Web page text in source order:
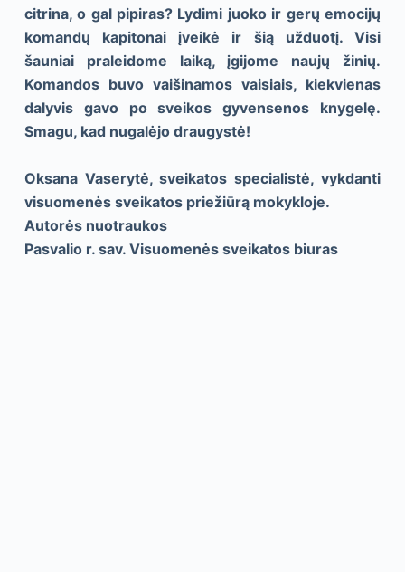
citrina, o gal pipiras? Lydimi juoko ir gerų emocijų
komandų kapitonai įveikė ir šią užduotį. Visi
šauniai praleidome laiką, įgijome naujų žinių.
Komandos buvo vaišinamos vaisiais, kiekvienas
dalyvis gavo po sveikos gyvensenos knygelę.
Smagu, kad nugalėjo draugystė!
Oksana Vaserytė, sveikatos specialistė, vykdanti
visuomenės sveikatos priežiūrą mokykloje.
Autorės nuotraukos
Pasvalio r. sav. Visuomenės sveikatos biuras